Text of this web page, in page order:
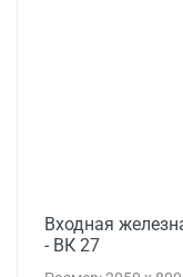
Входная
- ВК 27